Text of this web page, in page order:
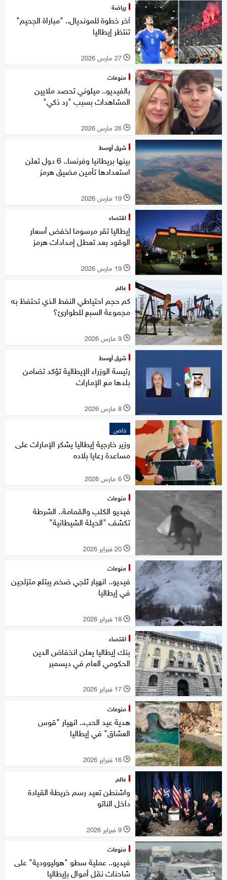
رياضة
آخر خطوة للمونديال.. "مباراة الجحيم"
تنتظر إيطاليا
l 27 مارس 2026
منوعات
بالفيديو.. ميلوني تحصد ملايين
المشاهدات بسبب "رد ذكي"
l 26 مارس 2026
شرق أوسط
بينها بريطانيا وفرنسا.. 6 دول تعلن
استعدادها تأمين مضيق هرمز
l 19 مارس 2026
اقتصاد
إيطاليا تقر مرسوما لخفض أسعار
الوقود بعد تعطل إمدادات هرمز
l 19 مارس 2026
عالم
كم حجم احتياطي النفط الذي تحتفظ به
مجموعة السبع للطوارئ؟
l 9 مارس 2026
شرق أوسط
رئيسة الوزراء الإيطالية تؤكد تضامن
بلدها مع الإمارات
l 8 مارس 2026
خاص
وزير خارجية إيطاليا يشكر الإمارات على
مساعدة رعايا بلاده
l 6 مارس 2026
منوعات
فيديو الكلب والقمامة.. الشرطة
تكشف "الحيلة الشيطانية"
l 20 فبراير 2026
منوعات
فيديو.. انهيار ثلجي ضخم يبتلع متزلجين
في إيطاليا
l 18 فبراير 2026
اقتصاد
بنك إيطاليا يعلن انخفاض الدين
الحكومي العام في ديسمبر
l 17 فبراير 2026
منوعات
هدية عيد الحب.. انهيار "قوس
العشاق" في إيطاليا
l 16 فبراير 2026
عالم
واشنطن تعيد رسم خريطة القيادة
داخل الناتو
l 9 فبراير 2026
منوعات
فيديو.. عملية سطو "هوليوودية" على
شاحنات نقل أموال بإيطاليا